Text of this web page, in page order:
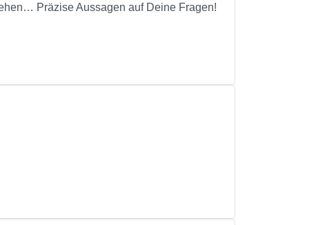
Präzise Aussagen auf Deine Fragen!